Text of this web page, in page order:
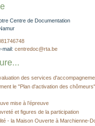
Centre de Documentation
mail: centredoc@rta.be
des services
le "Plan d'activation des
mise à l’épreuve
et figures de la participation
- la Maison Ouverte à Marchienne-